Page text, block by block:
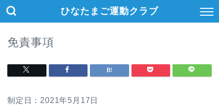
ひなたまご運動クラブ
免責事項
制定日：2021年5月17日